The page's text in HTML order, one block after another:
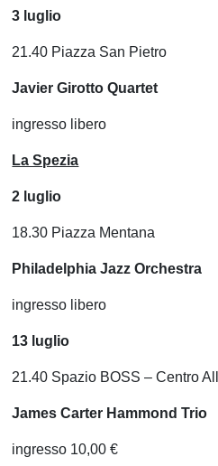
3 luglio
21.40 Piazza San Pietro
Javier Girotto Quartet
ingresso libero
La Spezia
2 luglio
18.30 Piazza Mentana
Philadelphia Jazz Orchestra
ingresso libero
13 luglio
21.40 Spazio BOSS – Centro
James Carter Hammond Trio
ingresso 10,00 €